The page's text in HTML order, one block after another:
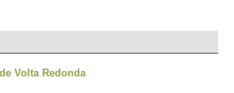
Volta Redonda